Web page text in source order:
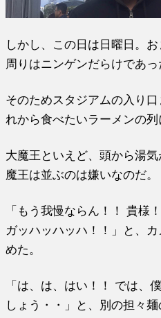
しかし、この日は日曜日。
周りはニンゲンだらけであっ
そのためスタジアムの入り口
れから食べたいラーメンの列
大魔王といえど、頭から湯
魔王は並ぶのは嫌いなのだ。
「もう我慢ならん！！ 貴様！
ガッハッハッハ！！」と、
めた。
「は、は、はい！！ では、
しょう・・」と、別の担々麺